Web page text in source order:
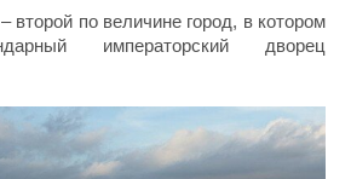
второй по величине город, в котором
императорский дворец